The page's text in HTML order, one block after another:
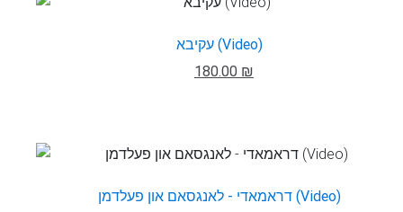
עקיבא (Video)
180.00 ₪
דראמאדי - לאנגסאם און פעלדמן (Video)